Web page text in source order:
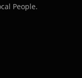
People.